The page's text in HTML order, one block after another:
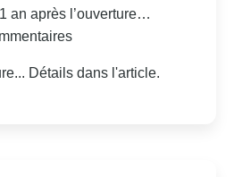
an après l’ouverture…
Détails dans l'article.